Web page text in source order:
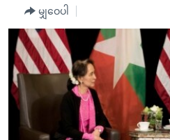
အကြောင်းအရာ
ကျော်
ကြည့်
တရုတ်
အစ္စရေး-ပါလက်စတိုင်း
ရပ်ဝန်းတခု လမ်းတခု အလွန်
အင်္ဂလိပ်စာလေ့လာမယ်
အမေရိကန်သုံးအီဒီယံ
မကြေးမုံရဲ့ အင်္ဂလိပ်စာ
ရုပ်ရှင်ထဲက အင်္ဂလိပ်စာ
အပတ်စဉ်ကဏ္ဍများ
ရေဒီယို
တီဗွီ
ရေဒီယိုနှင့်ရုပ်သံ အချက်အလက်မျ
ရေဒီယို/တီဗွီအစီအစဉ်
မျှဝေပါ